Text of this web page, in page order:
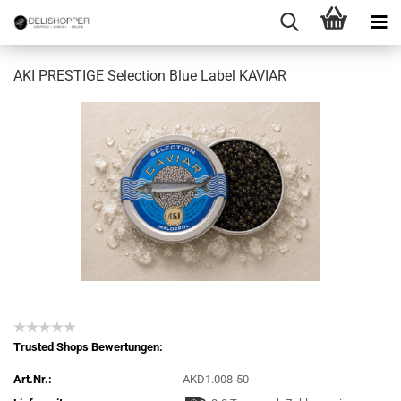
AKI PRESTIGE Selection Blue Label KAVIAR
Trusted Shops Bewertungen:
Art.Nr.:
AKD1.008-50